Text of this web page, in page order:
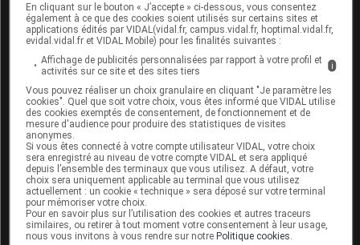
Espace produit
Boutique
VIDAL Expert
VIDAL Hoptimal
eVIDAL
VIDAL Mobile
VIDAL widget
VIDAL Sécurisation
VIDAL e-Services
Espace institutionnel
Qui sommes-nous ?
En cliquant sur le bouton « J’accepte » ci-dessous, vous consentez
également à ce que des cookies soient utilisés sur certains sites et
applications édités par VIDAL(vidal.fr, campus.vidal.fr, hoptimal.vidal.fr,
evidal.vidal.fr et VIDAL Mobile) pour les finalités suivantes :
Affichage de publicités personnalisées par rapport à votre profil et
activités sur ce site et des sites tiers
i
Vous pouvez réaliser un choix granulaire en cliquant "Je paramètre les
cookies". Quel que soit votre choix, vous êtes informé que VIDAL utilise
des cookies exemptés de consentement, de fonctionnement et de
mesure d'audience pour produire des statistiques de visites
anonymes.
Si vous êtes connecté à votre compte utilisateur VIDAL, votre choix
sera enregistré au niveau de votre compte VIDAL et sera appliqué
depuis l’ensemble des terminaux que vous utilisez. A défaut, votre
choix sera uniquement applicable au terminal que vous utilisez
actuellement : un cookie « technique » sera déposé sur votre terminal
pour mémoriser votre choix.
Pour en savoir plus sur l’utilisation des cookies et autres traceurs
similaires, ou retirer à tout moment votre consentement à leur usage,
nous vous invitons à vous rendre sur notrePolitique cookies